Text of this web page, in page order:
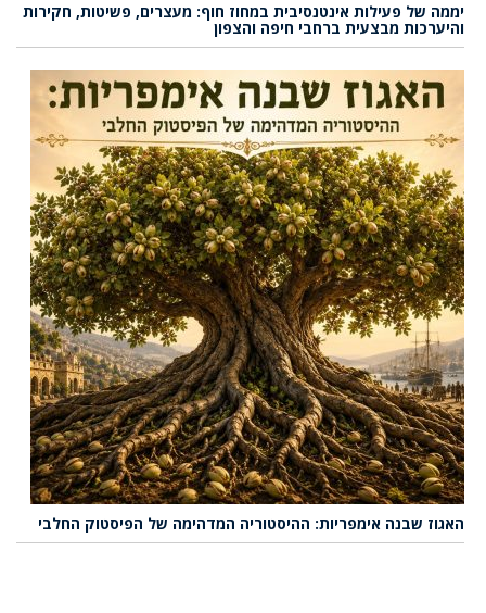
יממה של פעילות אינטנסיבית במחוז חוף: מעצרים, פשיטות, חקירות
והיערכות מבצעית ברחבי חיפה והצפון
האגוז שבנה אימפריות: ההיסטוריה המדהימה של הפיסטוק החלבי